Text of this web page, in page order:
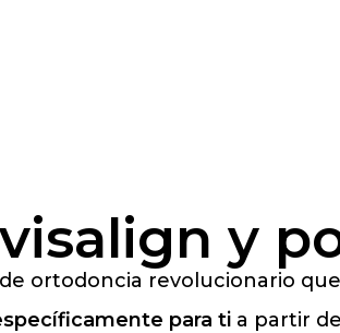
y
ortodoncia revolucionario
para ti a partir